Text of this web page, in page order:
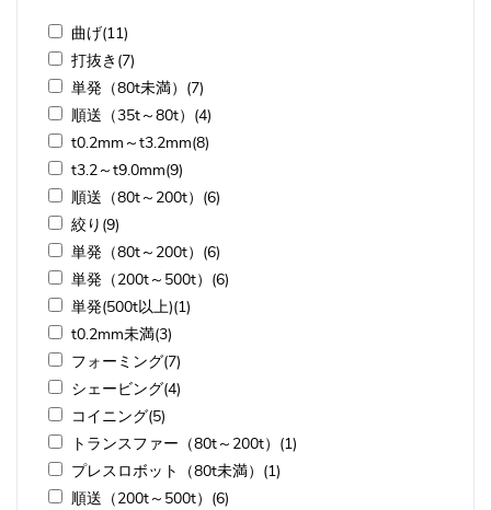
曲げ(11)
打抜き(7)
単発（80t未満）(7)
順送（35t～80t）(4)
t0.2mm～t3.2mm(8)
t3.2～t9.0mm(9)
順送（80t～200t）(6)
絞り(9)
単発（80t～200t）(6)
単発（200t～500t）(6)
単発(500t以上)(1)
t0.2mm未満(3)
フォーミング(7)
シェービング(4)
コイニング(5)
トランスファー（80t～200t）(1)
プレスロボット（80t未満）(1)
順送（200t～500t）(6)